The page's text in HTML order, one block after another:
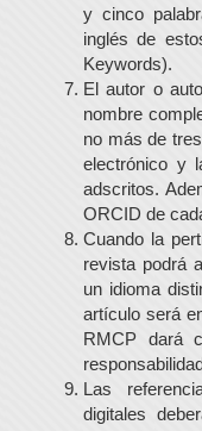
y cinco
inglés de
Keywords).
El autor o
nombre
no más de
electrónico y
adscritos.
ORCID de
Cuando la
revista podrá
un idioma
artículo será
RMCP dará
Las
digitales